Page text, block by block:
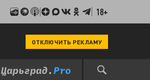
18+
ОТКЛЮЧИТЬ РЕКЛАМУ